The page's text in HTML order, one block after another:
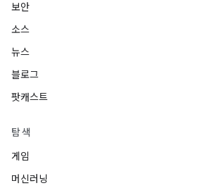
보안
소스
뉴스
블로그
팟캐스트
탐색
게임
머신러닝